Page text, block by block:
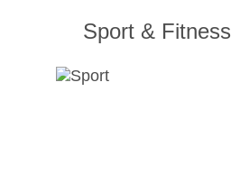
Sport & Fitness